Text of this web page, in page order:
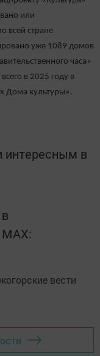
или
всей стране
уже 1089 домов
часа»
в 2025 году в
Дома культуры».
в
вести